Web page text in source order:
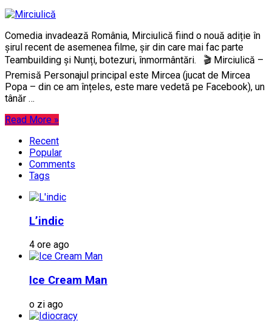
Comedia invadează România, Mirciulică fiind o nouă adiție în
șirul recent de asemenea filme, șir din care mai fac parte
Teambuilding și Nunți, botezuri, înmormântări. 🎬 Mirciulică –
Premisă Personajul principal este Mircea (jucat de Mircea
Popa – din ce am înțeles, este mare vedetă pe Facebook), un
tânăr …
Read More »
Recent
Popular
Comments
Tags
L’indic
4 ore ago
Ice Cream Man
o zi ago